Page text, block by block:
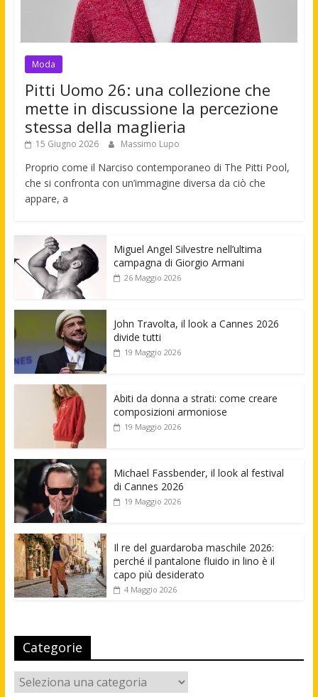
Moda
Pitti Uomo 26: una collezione che
mette in discussione la percezione
stessa della maglieria
15 Giugno 2026 Massimo Lupo
Proprio come il Narciso contemporaneo di The Pitti Pool,
che si confronta con un’immagine diversa da ciò che
appare, a
Miguel Angel Silvestre nell’ultima
campagna di Giorgio Armani
26 Maggio 2026
John Travolta, il look a Cannes 2026
divide tutti
19 Maggio 2026
Abiti da donna a strati: come creare
composizioni armoniose
19 Maggio 2026
Michael Fassbender, il look al festival
di Cannes 2026
19 Maggio 2026
Il re del guardaroba maschile 2026:
perché il pantalone fluido in lino è il
capo più desiderato
4 Maggio 2026
Categorie
Categorie